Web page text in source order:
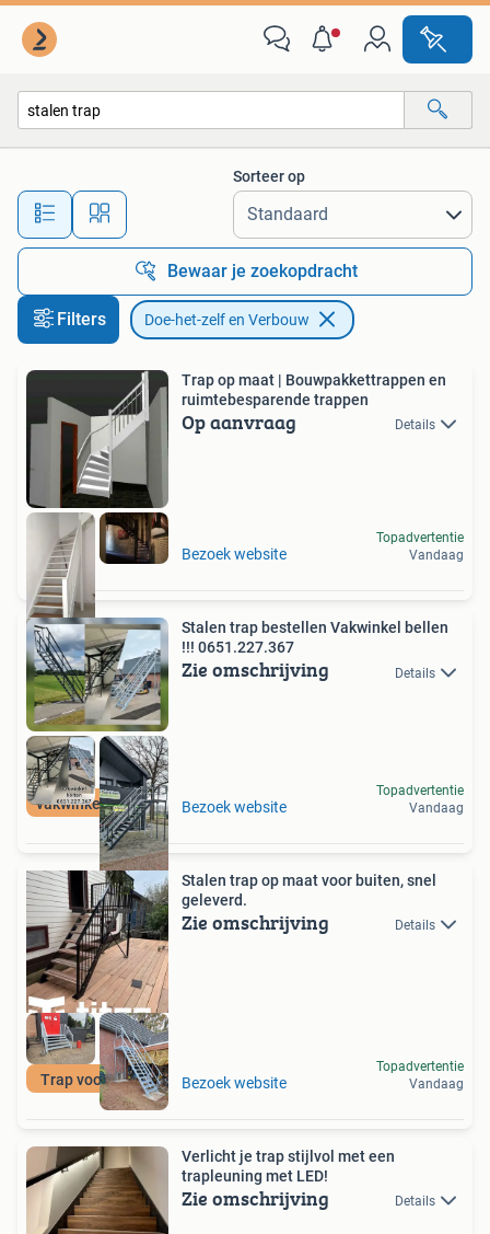
Alle afstanden…
Sorteer op
Bewaar je zoekopdracht
Filters Doe-het-zelf en Verbouw
Trap op maat | Bouwpakkettrappen en
ruimtebesparende trappen
Op aanvraag Details
Bezoek website
Topadvertentie
Vandaag
vakwinkeltrappen
Stalen trap bestellen Vakwinkel bellen
!!! 0651.227.367
Zie omschrijving Details
Bezoek website
Topadvertentie
Vandaag
Trap voor buiten
Stalen trap op maat voor buiten, snel
geleverd.
Zie omschrijving Details
Bezoek website
Topadvertentie
Vandaag
Verlicht je trap stijlvol met een
trapleuning met LED!
Zie omschrijving Details